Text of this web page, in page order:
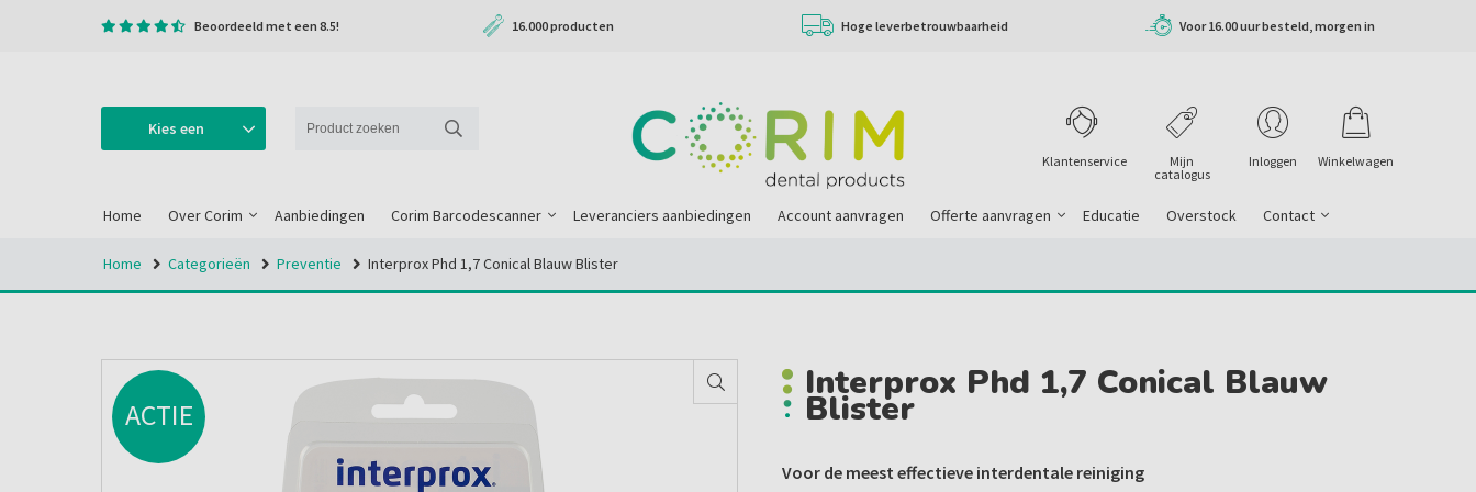
Beoordeeld met een 8.5! 16.000 producten Hoge leverbetrouwbaarheid Voor 16.00 uur besteld, morgen in
Kies een
Winkelwagen
Inloggen
Mijn
catalogus
Klantenservice
Home Over Corim Aanbiedingen Corim Barcodescanner Leveranciers aanbiedingen Account aanvragen Offerte aanvragen Educatie Overstock Contact
Home Categorieën Preventie Interprox Phd 1,7 Conical Blauw Blister
ACTIE
Interprox Phd 1,7 Conical Blauw
Blister
Voor de meest effectieve interdentale reiniging